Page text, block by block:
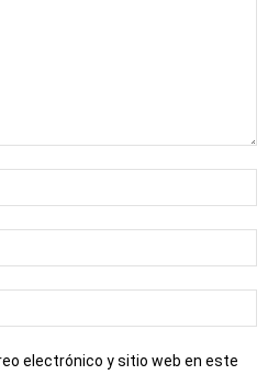
electrónico y sitio web en este